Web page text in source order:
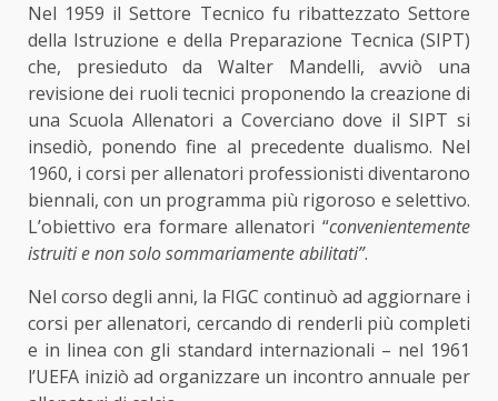
Nel 1959 il Settore Tecnico fu ribattezzato Settore
della Istruzione e della Preparazione Tecnica (SIPT)
che, presieduto da Walter Mandelli, avviò una
revisione dei ruoli tecnici proponendo la creazione di
una Scuola Allenatori a Coverciano dove il SIPT si
insediò, ponendo fine al precedente dualismo. Nel
1960, i corsi per allenatori professionisti diventarono
biennali, con un programma più rigoroso e selettivo.
L’obiettivo era formare allenatori “convenientemente
istruiti e non solo sommariamente abilitati”.
Nel corso degli anni, la FIGC continuò ad aggiornare i
corsi per allenatori, cercando di renderli più completi
e in linea con gli standard internazionali – nel 1961
l’UEFA iniziò ad organizzare un incontro annuale per